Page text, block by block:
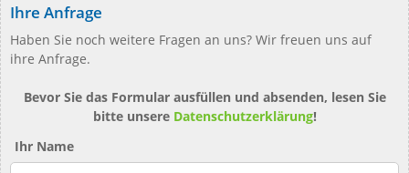
Ihre Anfrage
Haben Sie noch weitere Fragen an uns? Wir freuen uns auf
ihre Anfrage.
Bevor Sie das Formular ausfüllen und absenden, lesen Sie
bitte unsere Datenschutzerklärung!
Ihr Name